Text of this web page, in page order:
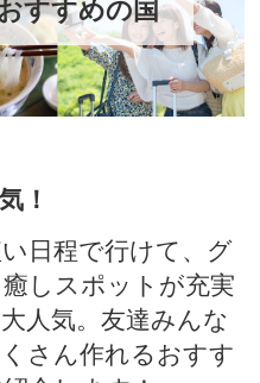
すすめの国
！
日程で行けて、グ
しスポットが充実
人気。友達みんな
さん作れるおすす